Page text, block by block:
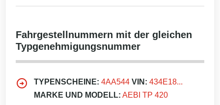
Fahrgestellnummern mit der gleichen
Typgenehmigungsnummer
TYPENSCHEINE: 4AA544 VIN: 434E18...
MARKE UND MODELL: AEBI TP 420